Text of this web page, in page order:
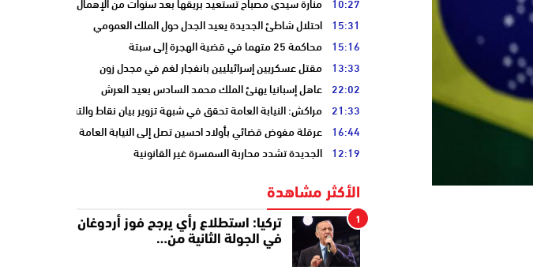
15:31 احتلال شاطئ الجديدة يعيد الجدل حول الملك العمومي
15:16 محاكمة 25 متهما في قضية الهجرة إلى سبتة
13:33 مقتل عسكريين إسرائيليين بانفجار لغم في مجدل زون
22:02 عاهل إسبانيا يهنئ الملك محمد السادس بعيد العرش
21:33 مراكش: النيابة العامة تحقق في شبهة تزوير بيان نقاط والتشهير بطالب
16:44 عرقلة مفوض قضائي بأولاد احسين تصل إلى النيابة العامة
12:19 الجديدة تشدد محاربة السمسرة غير القانونية
الأكثر مشاهدة
1
تركيا: استطلاع رأي يرجح فوز أردوغان
في الجولة الثانية من…